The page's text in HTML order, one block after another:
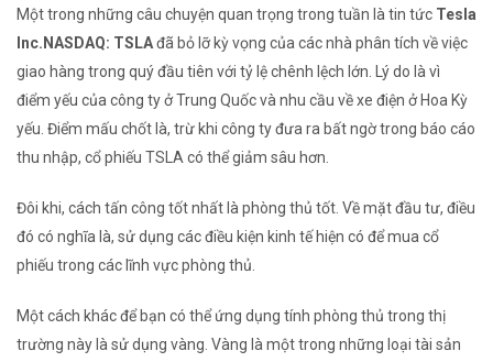
Một trong những câu chuyện quan trọng trong tuần là tin tức Tesla
Inc. NASDAQ: TSLAđã bỏ lỡ kỳ vọng của các nhà phân tích về việc
giao hàng trong quý đầu tiên với tỷ lệ chênh lệch lớn. Lý do là vì
điểm yếu của công ty ở Trung Quốc và nhu cầu về xe điện ở Hoa Kỳ
yếu. Điểm mấu chốt là, trừ khi công ty đưa ra bất ngờ trong báo cáo
thu nhập, cổ phiếu TSLA có thể giảm sâu hơn.
Đôi khi, cách tấn công tốt nhất là phòng thủ tốt. Về mặt đầu tư, điều
đó có nghĩa là, sử dụng các điều kiện kinh tế hiện có để mua cổ
phiếu trong các lĩnh vực phòng thủ.
Một cách khác để bạn có thể ứng dụng tính phòng thủ trong thị
trường này là sử dụng vàng. Vàng là một trong những loại tài sản